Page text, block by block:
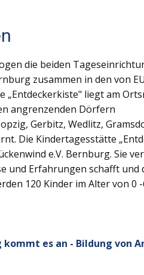
die beiden
zusammen in den von
„Entdeckerkiste" liegt am
angrenzenden Dörfern
Gerbitz, Wedlitz,
Die Kindertagesstätte
e.V. Bernburg. Sie
und Erfahrungen schafft
120 Kinder im Alter von
es an - Bildung von